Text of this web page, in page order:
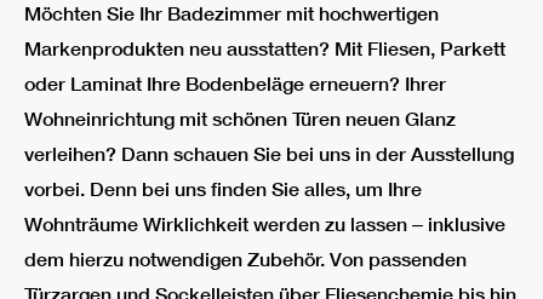
Möchten Sie Ihr Badezimmer mit hochwertigen
Markenprodukten neu ausstatten? Mit Fliesen, Parkett
oder Laminat Ihre Bodenbeläge erneuern? Ihrer
Wohneinrichtung mit schönen Türen neuen Glanz
verleihen? Dann schauen Sie bei uns in der Ausstellung
vorbei. Denn bei uns finden Sie alles, um Ihre
Wohnträume Wirklichkeit werden zu lassen ‒ inklusive
dem hierzu notwendigen Zubehör. Von passenden
Türzargen und Sockelleisten über Fliesenchemie bis hin